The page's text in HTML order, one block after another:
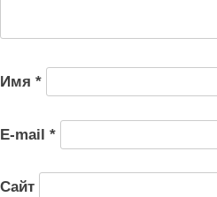
Имя *
E-mail *
Сайт